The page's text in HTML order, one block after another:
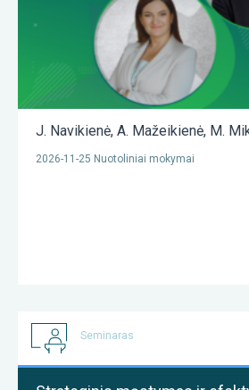
J. Navikienė, A. Mažeikienė, M.
2026-11-25 Nuotoliniai mokymai
Seminaras